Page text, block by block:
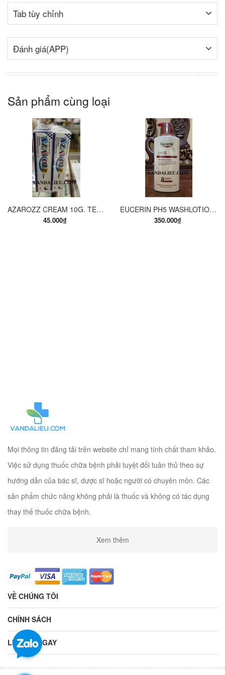
Tab tùy chỉnh
Đánh giá(APP)
Sản phẩm cùng loại
AZAROZZ CREAM 10G. TERBINAFINE 1%. THUỐC TRỊ NẤM DA CHÂN, NẤM DA ĐÙI, NẤM DA THÂN, LANG BEN...
45.000₫
EUCERIN PH5 WASHLOTION 400ML. SỮA TẮM DẠNG GEL CHO DA NHẠY CẢM.
350.000₫
Mọi thông tin đăng tải trên website chỉ mang tính chất tham khảo.
Việc sử dụng thuốc chữa bệnh phải tuyệt đối tuân thủ theo sự
hướng dẫn của bác sĩ, dược sĩ hoặc người có chuyên môn. Các
sản phẩm chức năng không phải là thuốc và không có tác dụng
thay thế thuốc chữa bệnh.
Xem thêm
VỀ CHÚNG TÔI
CHÍNH SÁCH
LIÊN HỆ NGAY